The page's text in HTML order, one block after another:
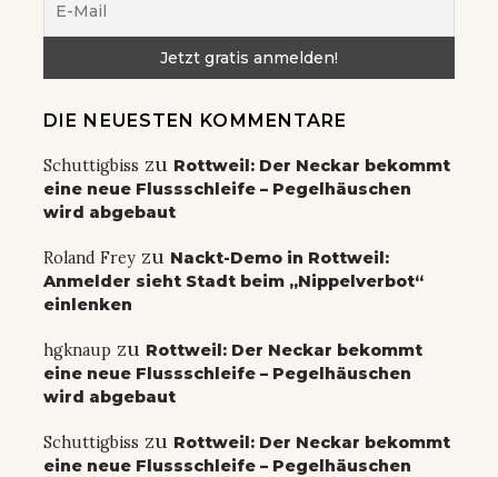
DIE NEUESTEN KOMMENTARE
Schuttigbiss zu Rottweil: Der Neckar bekommt
eine neue Flussschleife – Pegelhäuschen
wird abgebaut
Roland Frey zu Nackt-Demo in Rottweil:
Anmelder sieht Stadt beim „Nippelverbot“
einlenken
hgknaup zu Rottweil: Der Neckar bekommt
eine neue Flussschleife – Pegelhäuschen
wird abgebaut
Schuttigbiss zu Rottweil: Der Neckar bekommt
eine neue Flussschleife – Pegelhäuschen